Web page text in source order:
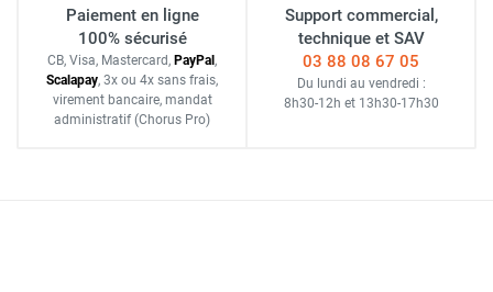
Paiement en ligne
100% sécurisé
CB, Visa, Mastercard, PayPal ,
Scalapay, 3x ou 4x sans frais,
virement bancaire, mandat
administratif (Chorus Pro)
Support commercial,
technique et SAV
03 88 08 67 05
Du lundi au vendredi :
8h30-12h et 13h30-17h30